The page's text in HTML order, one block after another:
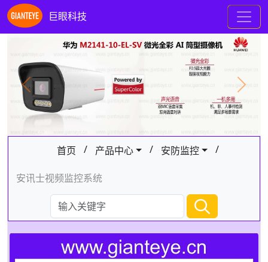
巨眼科技
Previous Next
首页 / 产品中心 / 安防监控 /
安讯士视频监控系统